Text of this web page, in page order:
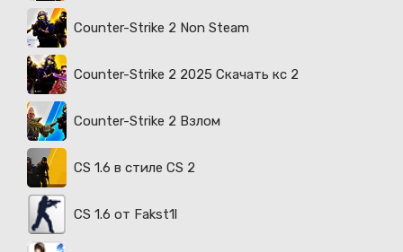
Counter-Strike 2 Non Steam
Counter-Strike 2 2025 Скачать кс 2
Counter-Strike 2 Взлом
CS 1.6 в стиле CS 2
CS 1.6 от Fakst1l